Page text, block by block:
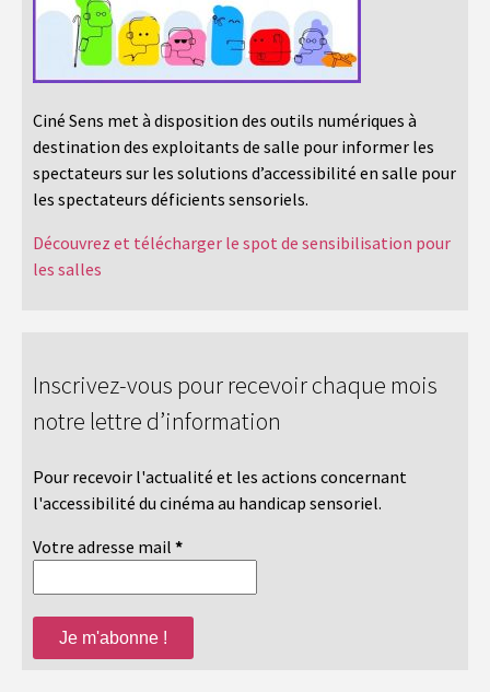
Ciné Sens met à disposition des outils numériques à
destination des exploitants de salle pour informer les
spectateurs sur les solutions d’accessibilité en salle pour
les spectateurs déficients sensoriels.
Découvrez et télécharger le spot de sensibilisation pour
les salles
Inscrivez-vous pour recevoir chaque mois
notre lettre d’information
Pour recevoir l'actualité et les actions concernant
l'accessibilité du cinéma au handicap sensoriel.
Votre adresse mail *